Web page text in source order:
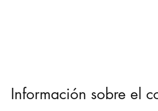
Información sobre el